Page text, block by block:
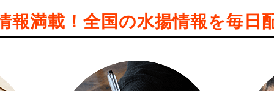
報満載！全国の水揚情報を毎日